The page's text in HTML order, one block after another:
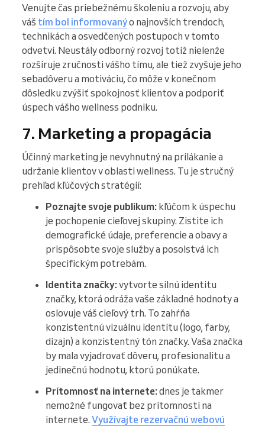
Venujte čas priebežnému školeniu a rozvoju, aby
váš tím bol informovanýo najnovších trendoch,
technikách a osvedčených postupoch v tomto
odvetví. Neustály odborný rozvoj totiž nielenže
rozširuje zručnosti vášho tímu, ale tiež zvyšuje jeho
sebadôveru a motiváciu, čo môže v konečnom
dôsledku zvýšiť spokojnosť klientov a podporiť
úspech vášho wellness podniku.
7. Marketing a propagácia
Účinný marketing je nevyhnutný na prilákanie a
udržanie klientov v oblasti wellness. Tu je stručný
prehľad kľúčových stratégií:
Poznajte svoje publikum: kľúčom k úspechu
je pochopenie cieľovej skupiny. Zistite ich
demografické údaje, preferencie a obavy a
prispôsobte svoje služby a posolstvá ich
špecifickým potrebám.
Identita značky:vytvorte silnú identitu
značky, ktorá odráža vaše základné hodnoty a
oslovuje váš cieľový trh. To zahŕňa
konzistentnú vizuálnu identitu (logo, farby,
dizajn) a konzistentný tón značky. Vaša značka
by mala vyjadrovať dôveru, profesionalitu a
jedinečnú hodnotu, ktorú ponúkate.
Prítomnosť na internete:dnes je takmer
nemožné fungovať bez prítomnosti na
internete. Využívajte rezervačnú webovú